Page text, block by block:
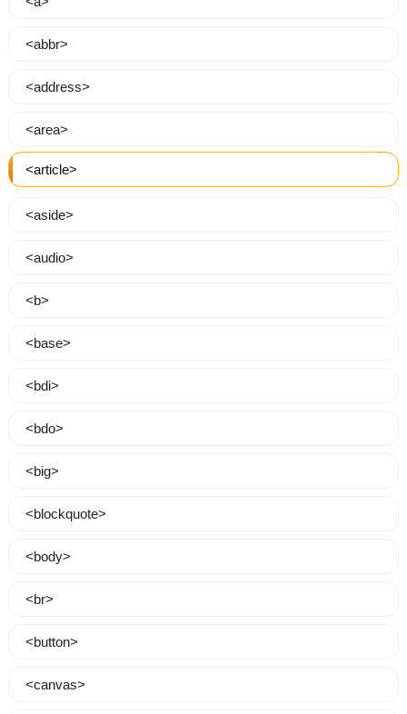
<abbr>
<address>
<area>
<article>
<aside>
<audio>
<b>
<base>
<bdi>
<bdo>
<big>
<blockquote>
<body>
<br>
<button>
<canvas>